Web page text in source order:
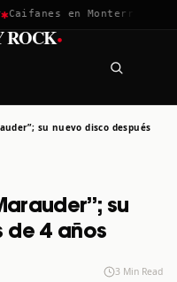
en Monterrey · 12
ROCK·
su nuevo disco después
su
de 4 años
3 Min Read